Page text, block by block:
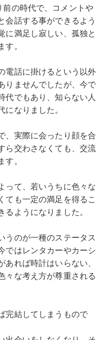
の時代で、コメントや
会話する事ができるよう
に満足し寂しい、孤独と
す。
電話に掛けるという以外
りませんでしたが、今で
代でもあり、知らない人
になりました。
、実際に会ったり顔を合
ら交わさなくても、交流
す。
って、若いうちに色々な
ても一定の満足を得るこ
るようになりました。
うのが一種のステータス
ではレンタカーやカーシ
あれば時計はいらない、
々な考え方が尊重される
完結してしまうもので